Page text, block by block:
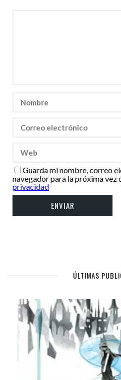
Guarda mi nombre, correo
navegador para la próxima vez
privacidad
ÚLTIMAS